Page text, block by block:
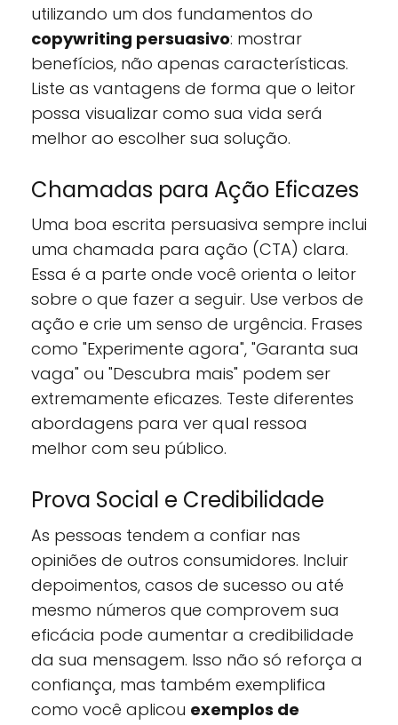
utilizando um dos fundamentos do
copywriting persuasivo: mostrar
benefícios, não apenas características.
Liste as vantagens de forma que o leitor
possa visualizar como sua vida será
melhor ao escolher sua solução.
Chamadas para Ação Eficazes
Uma boa escrita persuasiva sempre inclui
uma chamada para ação (CTA) clara.
Essa é a parte onde você orienta o leitor
sobre o que fazer a seguir. Use verbos de
ação e crie um senso de urgência. Frases
como "Experimente agora", "Garanta sua
vaga" ou "Descubra mais" podem ser
extremamente eficazes. Teste diferentes
abordagens para ver qual ressoa
melhor com seu público.
Prova Social e Credibilidade
As pessoas tendem a confiar nas
opiniões de outros consumidores. Incluir
depoimentos, casos de sucesso ou até
mesmo números que comprovem sua
eficácia pode aumentar a credibilidade
da sua mensagem. Isso não só reforça a
confiança, mas também exemplifica
como você aplicou exemplos de